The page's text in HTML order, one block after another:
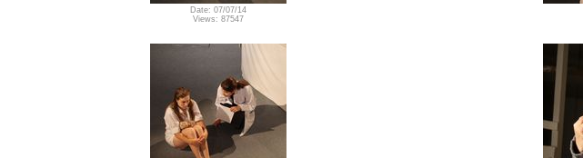
Date: 07/07/14
Views: 87547